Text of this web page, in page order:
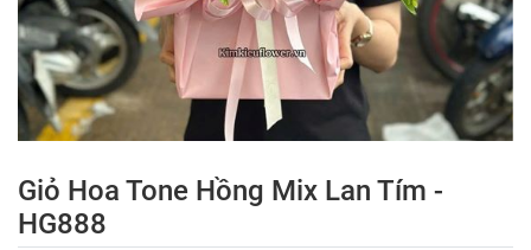
Giỏ Hoa Tone Hồng Mix Lan Tím -
HG888